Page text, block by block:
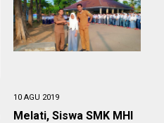
10 AGU 2019
Melati, Siswa SMK MHI